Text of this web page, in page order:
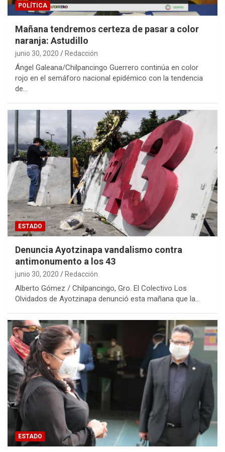
POLÍTICA
Mañana tendremos certeza de pasar a color
naranja: Astudillo
junio 30, 2020 Redacción
Ángel Galeana/Chilpancingo Guerrero continúa en color
rojo en el semáforo nacional epidémico con la tendencia
de…
ESTADO
Denuncia Ayotzinapa vandalismo contra
antimonumento a los 43
junio 30, 2020 Redacción
Alberto Gómez / Chilpancingo, Gro. El Colectivo Los
Olvidados de Ayotzinapa denunció esta mañana que la…
ESTADO